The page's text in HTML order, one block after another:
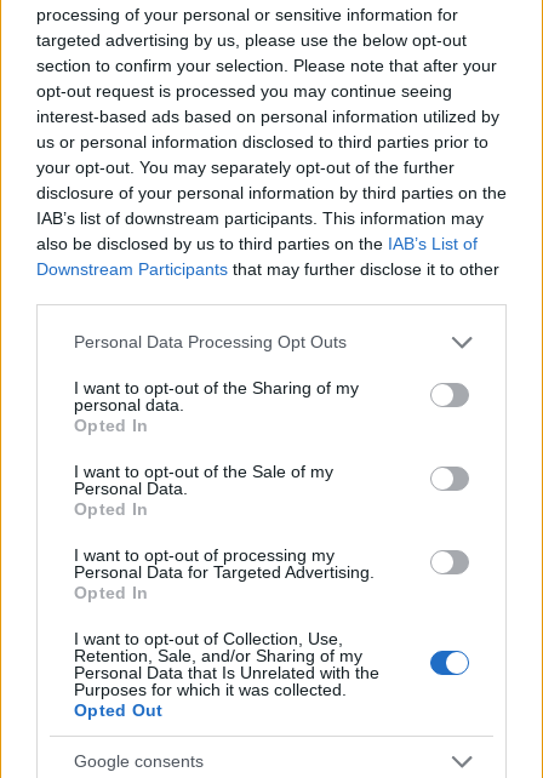
processing of your personal or sensitive information for
targeted advertising by us, please use the below opt-out
section to confirm your selection. Please note that after your
opt-out request is processed you may continue seeing
interest-based ads based on personal information utilized by
us or personal information disclosed to third parties prior to
your opt-out. You may separately opt-out of the further
disclosure of your personal information by third parties on the
IAB’s list of downstream participants. This information may
also be disclosed by us to third parties on the IAB’s List of
Downstream Participants that may further disclose it to other
Please note that this website/app uses one or more Google
not limited to your visit or usage behaviour. You may click to
grant or deny consent to Google and its third-party tags to
use your data for below specified purposes in below Google
consent section.
Personal Data Processing Opt Outs
I want to opt-out of the Sharing of my
personal data.
Opted In
I want to opt-out of the Sale of my
Personal Data.
Opted In
I want to opt-out of processing my
Personal Data for Targeted Advertising.
Opted In
I want to opt-out of Collection, Use,
Retention, Sale, and/or Sharing of my
Personal Data that Is Unrelated with the
Purposes for which it was collected.
Opted Out
Google consents
Home di HGTV.
STIPENDIO DI DAVID BROMSTAD
Guadagna uno stipendio annuo di $500.000 dal
suo programma televisivo, My Lottery Dream Home
e altri programmi TV da $30.000.
PATRIMONIO NETTO DI DAVID
Bromstad ha un patrimonio netto stimato di 2
milioni di dollari nel 2020. Ciò include il suo
patrimonio, il denaro e il reddito. La sua principale
televisivo. Grazie alle sue varie fonti di reddito,
David ha potuto accumulare una fortuna ma
preferisce condurre uno stile di vita modesto.
DOMANDE FREQUENTI SU BROMSTAD
CHI È DAVID BROMSTAD?
Bromstad (David Reed Bromstad) è un designer e
personaggio televisivo americano. È il conduttore